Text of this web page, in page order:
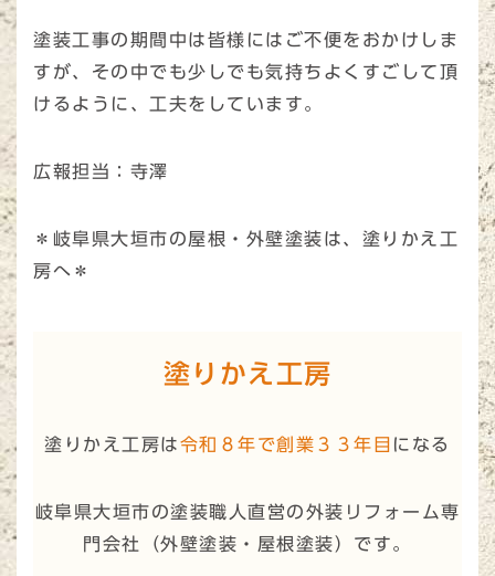
塗装工事の期間中は皆様にはご不便をおかけしま
すが、その中でも少しでも気持ちよくすごして頂
けるように、工夫をしています。
広報担当：寺澤
＊岐阜県大垣市の屋根・外壁塗装は、塗りかえ工
房へ＊
塗りかえ工房
塗りかえ工房は令和８年で創業３３年目 になる
岐阜県大垣市の塗装職人直営の外装リフォーム専
門会社（外壁塗装・屋根塗装）です。